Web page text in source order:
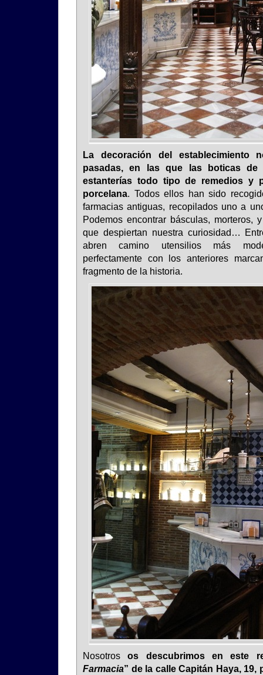
La decoración del establecimiento
pasadas, en las que las boticas
estanterías todo tipo de remedios y
porcelana. Todos ellos han sido
farmacias antiguas, recopilados uno a
Podemos encontrar básculas, morteros,
que despiertan nuestra curiosidad…
abren camino utensilios más
perfectamente con los anteriores
fragmento de la historia.
Nosotrosos descubrimos en este
Farmacia” de la calle Capitán Haya,